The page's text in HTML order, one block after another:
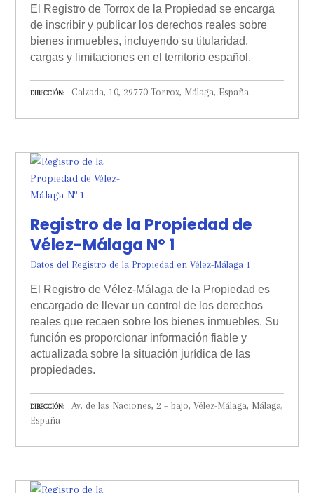
El Registro de Torrox de la Propiedad se encarga
de inscribir y publicar los derechos reales sobre
bienes inmuebles, incluyendo su titularidad,
cargas y limitaciones en el territorio español.
DIRECCIÓN Calzada, 10, 29770 Torrox, Málaga, España
Registro de la Propiedad de
Vélez-Málaga Nº 1
Datos del Registro de la Propiedad en Vélez-Málaga 1
El Registro de Vélez-Málaga de la Propiedad es
encargado de llevar un control de los derechos
reales que recaen sobre los bienes inmuebles. Su
función es proporcionar información fiable y
actualizada sobre la situación jurídica de las
propiedades.
DIRECCIÓN
Av. de las Naciones, 2 – bajo, Vélez-Málaga, Málaga,
España